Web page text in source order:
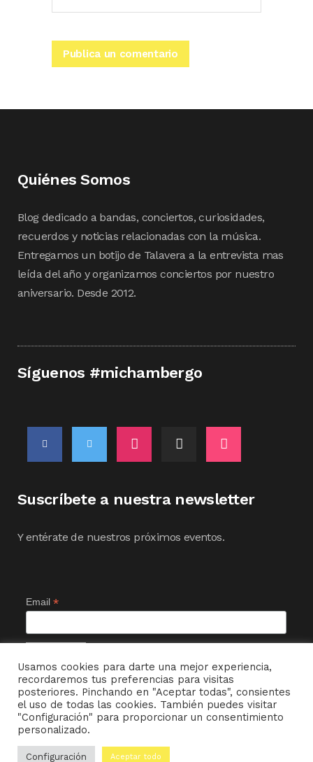
Quiénes Somos
Blog dedicado a bandas, conciertos, curiosidades,
recuerdos y noticias relacionadas con la música.
Entregamos un botijo de Talavera a la entrevista mas
leída del año y organizamos conciertos por nuestro
aniversario. Desde 2012.
Síguenos #michambergo
Suscríbete a nuestra newsletter
Y entérate de nuestros próximos eventos.
Email *
© MI CHAMBERGO DE ENTRETIEMPO ~ 2022
Usamos cookies para darte una mejor experiencia,
recordaremos tus preferencias para visitas
posteriores. Pinchando en "Aceptar todas", consientes
el uso de todas las cookies. También puedes visitar
"Configuración" para proporcionar un consentimiento
personalizado.
Configuración Aceptar todo